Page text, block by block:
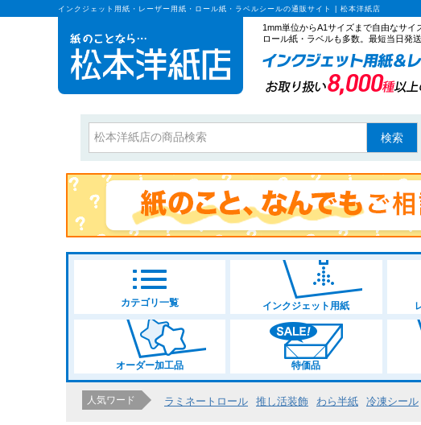
インクジェット用紙・レーザー用紙・ロール紙・ラベルシールの通販サイト | 松本洋紙店
1mm単位からA1サイズまで自由なサイ
ロール紙・ラベルも多数。最短当日発
検索
カテゴリ一覧 インクジェット用紙
オーダー加工品 特価品
人気ワード ラミネートロール 推し活装飾 わら半紙 冷凍シール